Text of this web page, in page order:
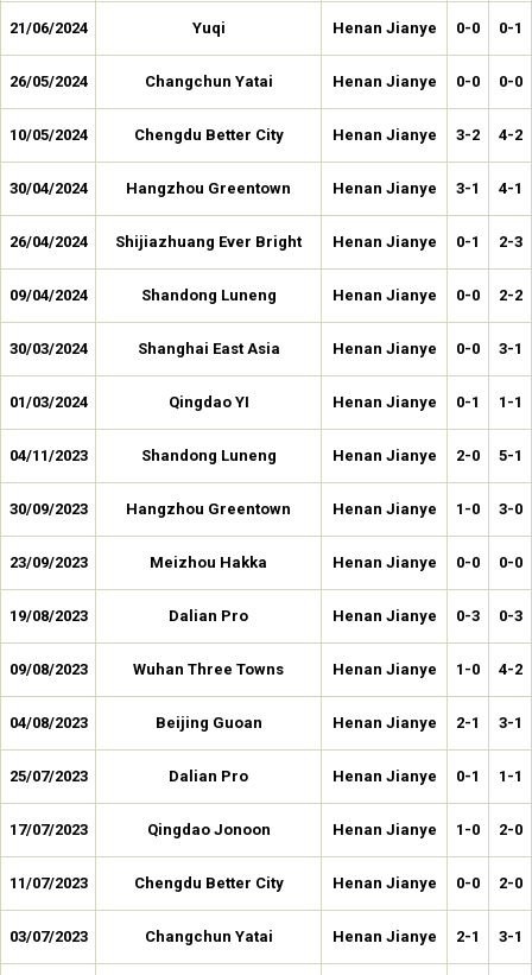
21/06/2024 Yuqi Henan Jianye 0-0 0-1
26/05/2024 Changchun Yatai Henan Jianye 0-0 0-0
10/05/2024 Chengdu Better City Henan Jianye 3-2 4-2
30/04/2024 Hangzhou Greentown Henan Jianye 3-1 4-1
26/04/2024 Shijiazhuang Ever Bright Henan Jianye 0-1 2-3
09/04/2024 Shandong Luneng Henan Jianye 0-0 2-2
30/03/2024 Shanghai East Asia Henan Jianye 0-0 3-1
01/03/2024 Qingdao YI Henan Jianye 0-1 1-1
04/11/2023 Shandong Luneng Henan Jianye 2-0 5-1
30/09/2023 Hangzhou Greentown Henan Jianye 1-0 3-0
23/09/2023 Meizhou Hakka Henan Jianye 0-0 0-0
19/08/2023 Dalian Pro Henan Jianye 0-3 0-3
09/08/2023 Wuhan Three Towns Henan Jianye 1-0 4-2
04/08/2023 Beijing Guoan Henan Jianye 2-1 3-1
25/07/2023 Dalian Pro Henan Jianye 0-1 1-1
17/07/2023 Qingdao Jonoon Henan Jianye 1-0 2-0
11/07/2023 Chengdu Better City Henan Jianye 0-0 2-0
03/07/2023 Changchun Yatai Henan Jianye 2-1 3-1